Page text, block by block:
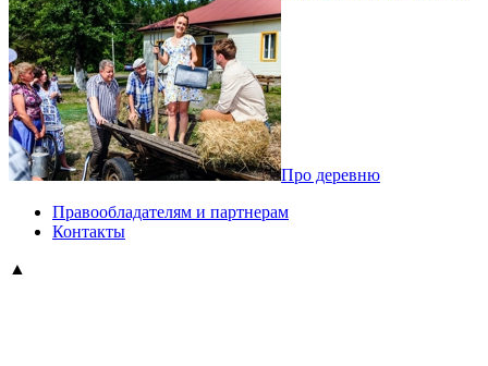
Про деревню
Правообладателям и партнерам
Контакты
▲